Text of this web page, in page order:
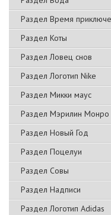
Раздел Время
Раздел Коты
Раздел Ловец снов
Раздел Логотип Nike
Раздел Микки маус
Раздел Мэрилин Монро
Раздел Новый Год
Раздел Поцелуи
Раздел Совы
Раздел Надписи
Раздел Логотип Adidas